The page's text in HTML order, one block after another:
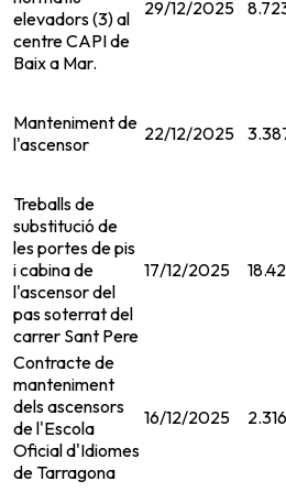
elevadors (3) al
centre CAPI de
Baix a Mar.
29/12/2025
Manteniment de
l'ascensor
22/12/2025
Treballs de
substitució de
les portes de pis
i cabina de
l'ascensor del
pas soterrat del
carrer Sant Pere
17/12/2025
Contracte de
manteniment
dels ascensors
de l'Escola
Oficial d'Idiomes
de Tarragona
16/12/2025